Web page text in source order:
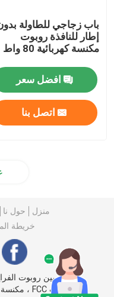
منتجات
أشرطة فيديو
باب زجاجي للطاولة
إطار للنافذة روبوت
مكنسة كهربائية 80 واط
افضل سعر
اتصل بنا
منزل حول نا
خريطة
الصين روبوت
بنفايات FCC ، مكنسة كهربائية ذكية للروبوت supplier.